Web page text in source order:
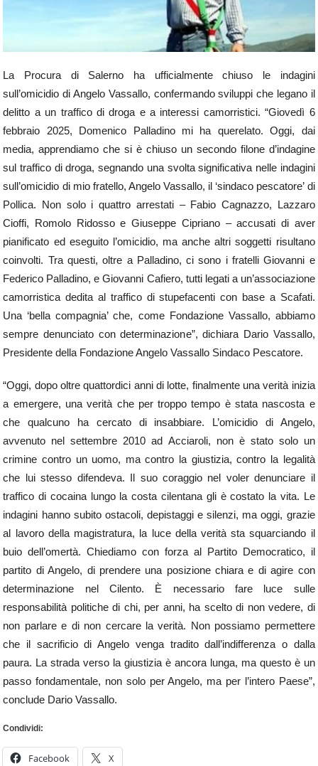
La Procura di Salerno ha ufficialmente chiuso le indagini
sull’omicidio di Angelo Vassallo, confermando sviluppi che legano il
delitto a un traffico di droga e a interessi camorristici. “Giovedì 6
febbraio 2025, Domenico Palladino mi ha querelato. Oggi, dai
media, apprendiamo che si è chiuso un secondo filone d’indagine
sul traffico di droga, segnando una svolta significativa nelle indagini
sull’omicidio di mio fratello, Angelo Vassallo, il ‘sindaco pescatore’ di
Pollica. Non solo i quattro arrestati – Fabio Cagnazzo, Lazzaro
Cioffi, Romolo Ridosso e Giuseppe Cipriano – accusati di aver
pianificato ed eseguito l’omicidio, ma anche altri soggetti risultano
coinvolti. Tra questi, oltre a Palladino, ci sono i fratelli Giovanni e
Federico Palladino, e Giovanni Cafiero, tutti legati a un’associazione
camorristica dedita al traffico di stupefacenti con base a Scafati.
Una ‘bella compagnia’ che, come Fondazione Vassallo, abbiamo
sempre denunciato con determinazione”, dichiara Dario Vassallo,
Presidente della Fondazione Angelo Vassallo Sindaco Pescatore.
“Oggi, dopo oltre quattordici anni di lotte, finalmente una verità inizia
a emergere, una verità che per troppo tempo è stata nascosta e
che qualcuno ha cercato di insabbiare. L’omicidio di Angelo,
avvenuto nel settembre 2010 ad Acciaroli, non è stato solo un
crimine contro un uomo, ma contro la giustizia, contro la legalità
che lui stesso difendeva. Il suo coraggio nel voler denunciare il
traffico di cocaina lungo la costa cilentana gli è costato la vita. Le
indagini hanno subito ostacoli, depistaggi e silenzi, ma oggi, grazie
al lavoro della magistratura, la luce della verità sta squarciando il
buio dell’omertà. Chiediamo con forza al Partito Democratico, il
partito di Angelo, di prendere una posizione chiara e di agire con
determinazione nel Cilento. È necessario fare luce sulle
responsabilità politiche di chi, per anni, ha scelto di non vedere, di
non parlare e di non cercare la verità. Non possiamo permettere
che il sacrificio di Angelo venga tradito dall’indifferenza o dalla
paura. La strada verso la giustizia è ancora lunga, ma questo è un
passo fondamentale, non solo per Angelo, ma per l’intero Paese”,
conclude Dario Vassallo.
Condividi:
Facebook X